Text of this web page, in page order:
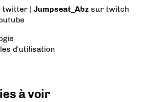
twitter |Jumpseat_Abz sur twitch
d'utilisation
à voir